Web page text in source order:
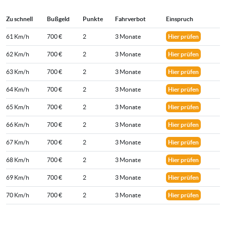
Zu schnell Bußgeld Punkte Fahrverbot Einspruch
61 Km/h 700 € 2 3 Monate Hier prüfen
62 Km/h 700 € 2 3 Monate Hier prüfen
63 Km/h 700 € 2 3 Monate Hier prüfen
64 Km/h 700 € 2 3 Monate Hier prüfen
65 Km/h 700 € 2 3 Monate Hier prüfen
66 Km/h 700 € 2 3 Monate Hier prüfen
67 Km/h 700 € 2 3 Monate Hier prüfen
68 Km/h 700 € 2 3 Monate Hier prüfen
69 Km/h 700 € 2 3 Monate Hier prüfen
70 Km/h 700 € 2 3 Monate Hier prüfen